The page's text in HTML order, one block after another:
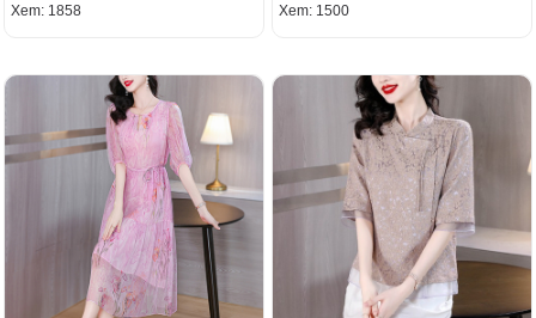
Xem: 1858 Xem: 1500